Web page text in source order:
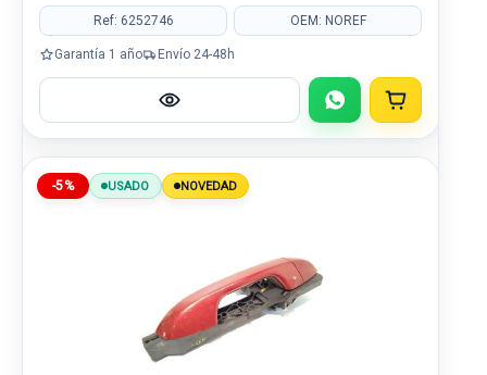
Ref: 6252746 OEM: NOREF
Garantía 1 año Envío 24-48h
-5% USADO NOVEDAD